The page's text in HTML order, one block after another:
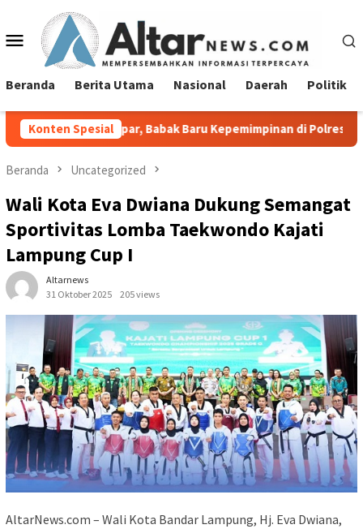
konten Menu
Mobile
Beranda Berita Utama Nasional Daerah Politik
Konten Spesial
Babak Baru Kepemimpinan di Polresta Bandar Lampung
Beranda Uncategorized
Wali Kota Eva Dwiana Dukung Semangat
Sportivitas Lomba Taekwondo Kajati
Lampung Cup I
Altarnews
31 Oktober 2025
205 views
AltarNews.com – Wali Kota Bandar Lampung, Hj. Eva Dwiana,